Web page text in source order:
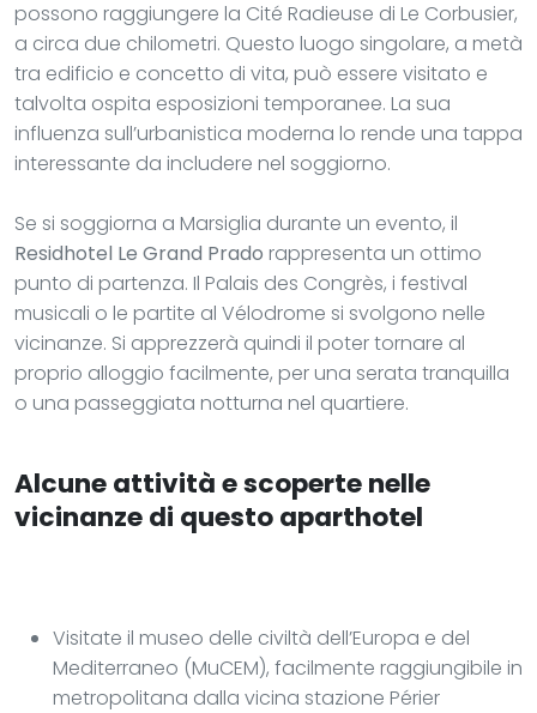
possono raggiungere la Cité Radieuse di Le Corbusier,
a circa due chilometri. Questo luogo singolare, a metà
tra edificio e concetto di vita, può essere visitato e
talvolta ospita esposizioni temporanee. La sua
influenza sull’urbanistica moderna lo rende una tappa
interessante da includere nel soggiorno.
Se si soggiorna a Marsiglia durante un evento, il
Residhotel Le Grand Prado rappresenta un ottimo
punto di partenza. Il Palais des Congrès, i festival
musicali o le partite al Vélodrome si svolgono nelle
vicinanze. Si apprezzerà quindi il poter tornare al
proprio alloggio facilmente, per una serata tranquilla
o una passeggiata notturna nel quartiere.
Alcune attività e scoperte nelle
vicinanze di questo aparthotel
Visitate il museo delle civiltà dell’Europa e del
Mediterraneo (MuCEM), facilmente raggiungibile in
metropolitana dalla vicina stazione Périer